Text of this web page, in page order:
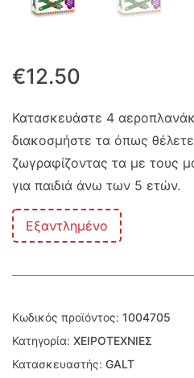
€12.50
Κατασκευάστε 4
διακοσμήστε τα όπως
ζωγραφίζοντας τα με τους
για παιδιά άνω των 5 ετών.
Εξαντλημένο
Κωδικός προϊόντος: 1004705
Κατηγορία: ΧΕΙΡΟΤΕΧΝΙΕΣ
Κατασκευαστής: GALT